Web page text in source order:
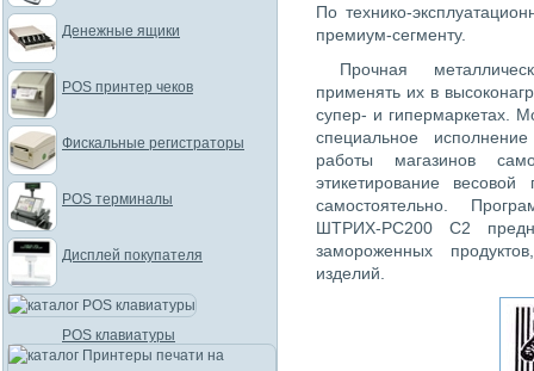
По технико-
премиум-сегменту.
Прочная
применять их в
супер- и гипермаркетах.
специальное
работы магазинов
этикетирование весовой
самостоятельно.
ШТРИХ-PC200 С2
замороженных
изделий.
Денежные ящики
POS принтер чеков
Фискальные регистраторы
POS терминалы
Дисплей покупателя
POS клавиатуры